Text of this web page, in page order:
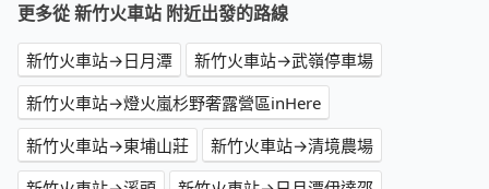
更多從 新竹火車站 附近出發的路線
新竹火車站→日月潭
新竹火車站→武嶺停車場
新竹火車站→燈火嵐杉野奢露營區inHere
新竹火車站→東埔山莊
新竹火車站→清境農場